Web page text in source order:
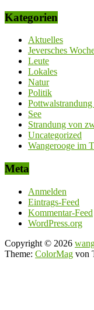
Kategorien
Aktuelles
Jeversches
Leute
Lokales
Natur
Politik
See
Strandung von
Uncategorized
Wangerooge im
Meta
Anmelden
Eintrags-Feed
Kommentar-Feed
WordPress.org
Copyright © 2026
Theme: ColorMag von